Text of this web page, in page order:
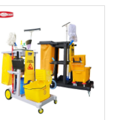
SE3018BN